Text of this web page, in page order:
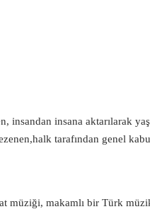
insandan insana aktarılarak
tarafından genel
müziği, makamlı bir Türk